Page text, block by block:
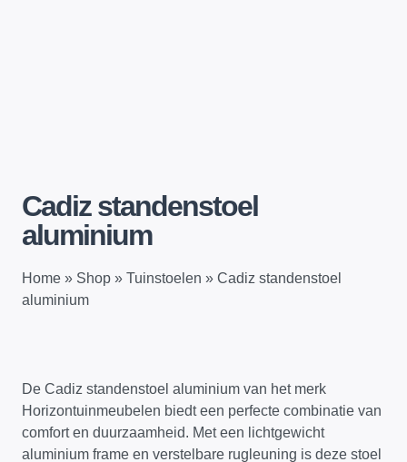
Cadiz standenstoel
aluminium
Home » Shop » Tuinstoelen » Cadiz standenstoel
aluminium
De Cadiz standenstoel aluminium van het merk
Horizontuinmeubelen biedt een perfecte combinatie van
comfort en duurzaamheid. Met een lichtgewicht
aluminium frame en verstelbare rugleuning is deze stoel